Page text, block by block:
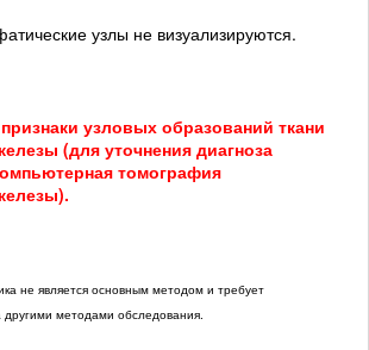
узлы не визуализируются.
узловых образований ткани
(для уточнения диагноза
томография
не является основным методом и требует
другими методами обследования.